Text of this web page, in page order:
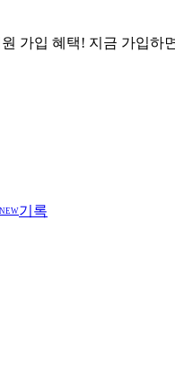
가입 혜택! 지금 가입하면
NEW기록